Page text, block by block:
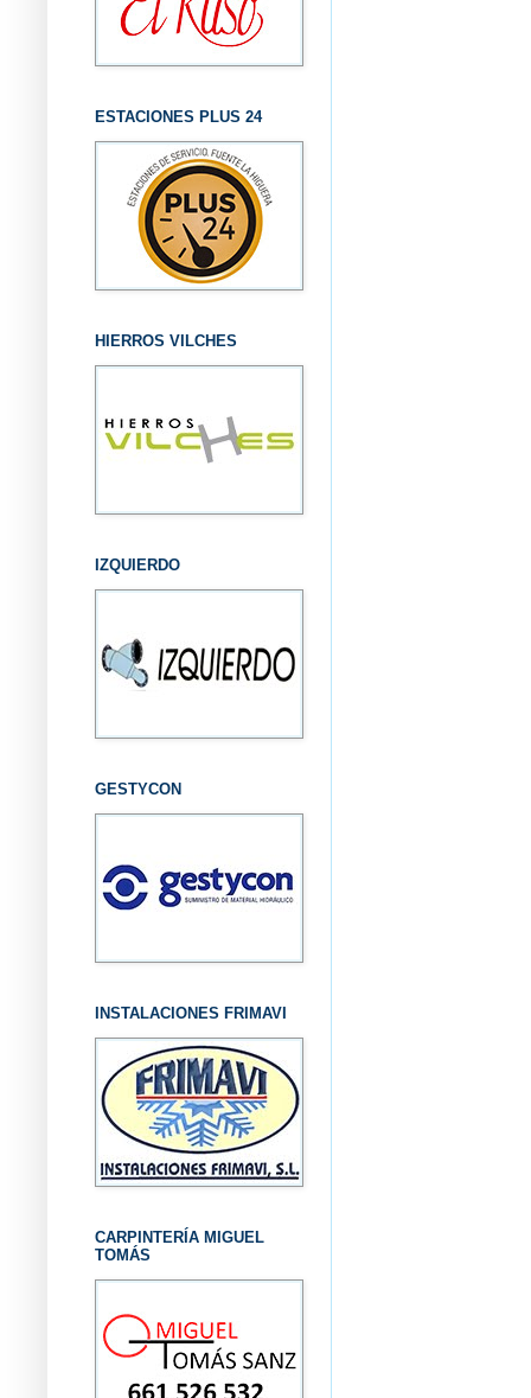
ESTACIONES PLUS 24
HIERROS VILCHES
IZQUIERDO
GESTYCON
INSTALACIONES FRIMAVI
CARPINTERÍA MIGUEL
TOMÁS